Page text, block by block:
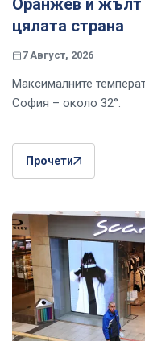
Оранжев и жълт
цялата страна
7 Август, 2026
Максималните
София – около 32°.
Прочети